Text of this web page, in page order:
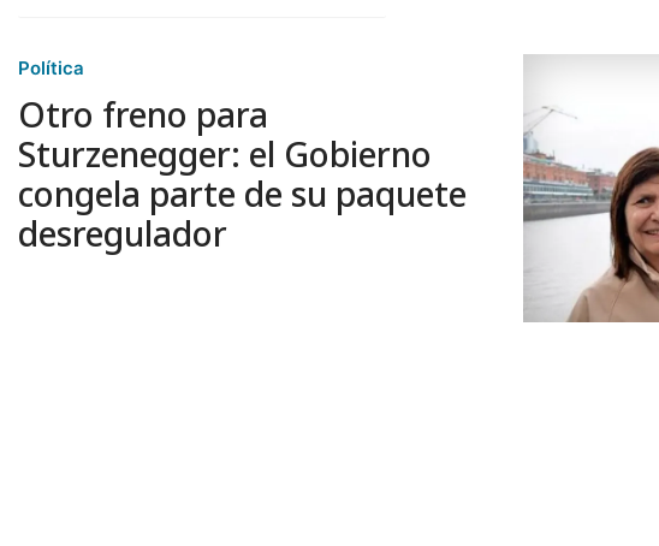
Política
Otro freno para
Sturzenegger: el Gobierno
congela parte de su paquete
desregulador